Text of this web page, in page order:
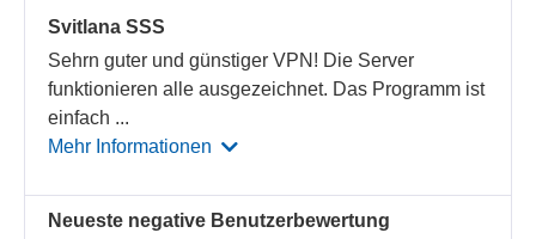
Svitlana SSS
Sehrn guter und günstiger VPN! Die Server
funktionieren alle ausgezeichnet. Das Programm ist
einfach ...
Mehr Informationen
Neueste negative Benutzerbewertung